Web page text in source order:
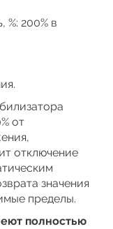
%: 200% в
от
отключение
значения
пределы.
полностью